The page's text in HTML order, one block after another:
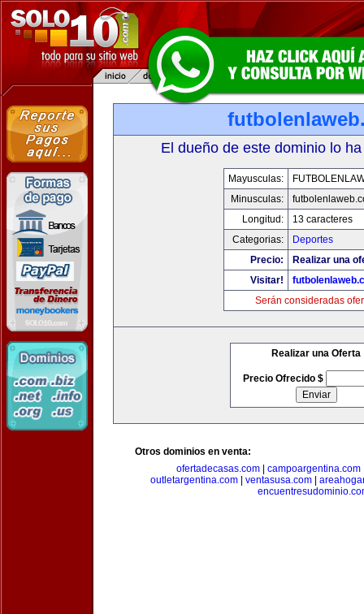
El dueño de este dominio lo
Mayusculas:
Minusculas:
Longitud:
13 caracteres
Categorias:
Deportes
Precio:
Realizar una
Visitar!
Serán consideradas
Realizar una Oferta
Precio Ofrecido $
Otros dominios en venta:
ofertadecasas.com| campoargentina.com
outletargentina.com
ventasusa.com